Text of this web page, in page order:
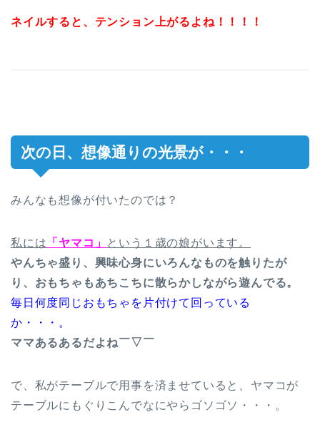
ネイルすると、テンション上がるよね！！！！
次の日、想像通りの光景が・・・
みんなも想像が付いたのでは？
私には 「ヤマコ」
という１歳の娘がいます。
やんちゃ盛り、興味心身にいろんなものを触りたが
り、おもちゃもあちこちに散らかしながら遊んでる。
毎日何度同じおもちゃを片付けて回っている
か・・・。
ママあるあるだよね￣▽￣
で、私がテーブルで用事を済ませていると、ヤマコが
テーブルにもぐりこんでなにやらゴソゴソ・・・。